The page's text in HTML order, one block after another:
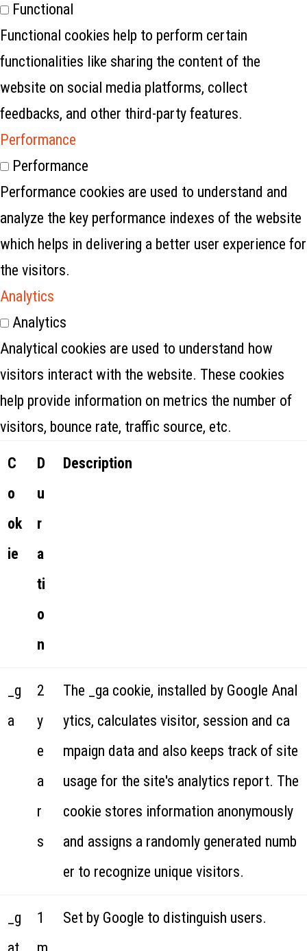
Functional
Functional cookies help to perform certain
functionalities like sharing the content of the
website on social media platforms, collect
feedbacks, and other third-party features.
Performance
Performance
Performance cookies are used to understand and
analyze the key performance indexes of the website
which helps in delivering a better user experience for
the visitors.
Analytics
Analytics
Analytical cookies are used to understand how
visitors interact with the website. These cookies
help provide information on metrics the number of
visitors, bounce rate, traffic source, etc.
C
o
ok
ie
D
u
r
a
ti
o
n
Description
_g
a
2
y
e
a
r
s
The _ga cookie, installed by Google Anal
ytics, calculates visitor, session and ca
mpaign data and also keeps track of site
usage for the site's analytics report. The
cookie stores information anonymously
and assigns a randomly generated numb
er to recognize unique visitors.
_g
1
Set by Google to distinguish users.